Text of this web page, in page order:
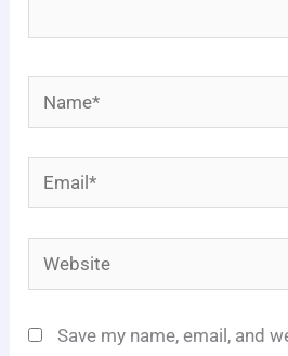
Name*
Email*
Website
Save my name, email, and